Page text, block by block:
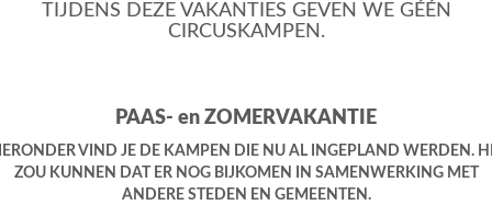
TIJDENS DEZE VAKANTIES GEVEN WE GÉÉN
CIRCUSKAMPEN.
PAAS- en ZOMERVAKANTIE
VIND JE DE KAMPEN DIE NU AL INGEPLAND WERDEN.
ZOU KUNNEN DAT ER NOG BIJKOMEN IN SAMENWERKING MET
ANDERE STEDEN EN GEMEENTEN.